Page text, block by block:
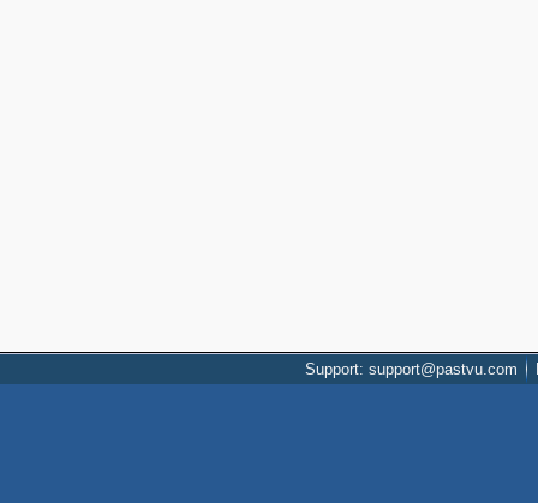
Support: support@pastvu.com